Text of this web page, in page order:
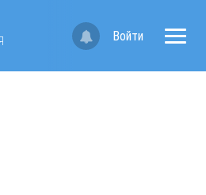
Войти